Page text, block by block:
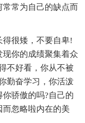
常为自己的缺点而
很矮，不要自卑!
你的成绩聚集着众
不好看，你从不被
勤奋学习，你活泼
骄傲的吗?自己的
而忽略啦内在的美